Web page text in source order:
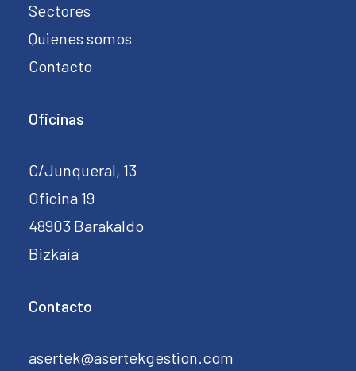
Sectores
Quienes somos
Contacto
Oficinas
C/Junqueral, 13
Oficina 19
48903 Barakaldo
Bizkaia
Contacto
asertek@asertekgestion.com